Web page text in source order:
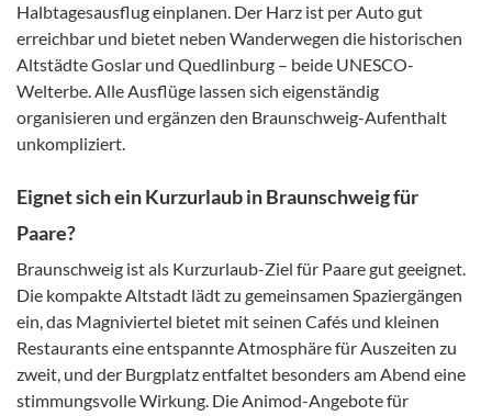
Halbtagesausflug einplanen. Der Harz ist per Auto gut
erreichbar und bietet neben Wanderwegen die historischen
Altstädte Goslar und Quedlinburg – beide UNESCO-
Welterbe. Alle Ausflüge lassen sich eigenständig
organisieren und ergänzen den Braunschweig-Aufenthalt
unkompliziert.
Eignet sich ein Kurzurlaub in Braunschweig für
Paare?
Braunschweig ist als Kurzurlaub-Ziel für Paare gut geeignet.
Die kompakte Altstadt lädt zu gemeinsamen Spaziergängen
ein, das Magniviertel bietet mit seinen Cafés und kleinen
Restaurants eine entspannte Atmosphäre für Auszeiten zu
zweit, und der Burgplatz entfaltet besonders am Abend eine
stimmungsvolle Wirkung. Die Animod-Angebote für